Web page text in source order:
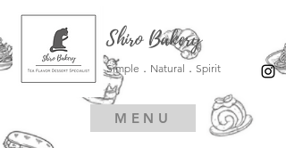
Shiro Bakery
Simple．Natural．Spirit
MENU